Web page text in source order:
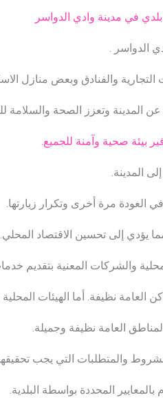
بلدي في مدينة وادي الدواسر
الدواسر .
والفنادق وبعض منازل
المدينة وتعزز الصحة والسلامة
بيئة صحية وآمنة للجميع.
المدينة.
العودة مرة أخرى وتكرار زيارتها.
يؤدي إلى تحسين الاقتصاد المحلي.
والشركات المعنية بتقديم
العامة نظيفة. أما الهيئات
العامة نظيفة وجميلة.
والمتطلبات التي يجب
المحددة بواسطة البلدية.